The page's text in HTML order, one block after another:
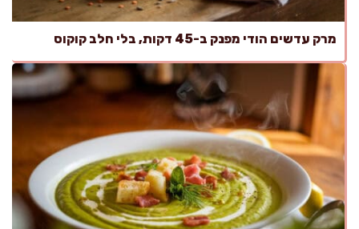
מרק עדשים הודי מפנק ב-45 דקות, בלי חלב קוקוס